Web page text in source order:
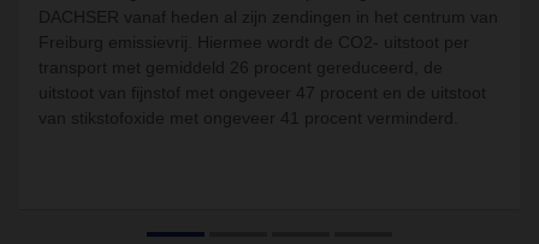
DACHSER vanaf heden al zijn zendingen in het centrum van
Freiburg emissievrij. Hiermee wordt de CO2- uitstoot per
transport met gemiddeld 26 procent gereduceerd, de
uitstoot van fijnstof met ongeveer 47 procent en de uitstoot
van stikstofoxide met ongeveer 41 procent verminderd.